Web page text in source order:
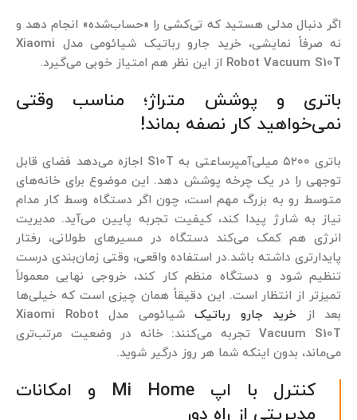
اگر دنبال مدلی هستید که تی‌کشی را «حساب‌شده» انجام دهد و
نه صرفاً نمایشی، خرید جارو رباتیک شیائومی مدل Xiaomi
Robot Vacuum S10T از این نظر هم امتیاز خوبی می‌گیرد.
باتری و پوشش متراژ؛ مناسب وقتی
نمی‌خواهید کار نصفه بماند!
باتری ۵۲۰۰ میلی‌آمپرساعتی به S10T اجازه می‌دهد فضای قابل
توجهی را در یک چرخه پوشش دهد. این موضوع برای خانه‌های
متوسط رو به بزرگ مهم است، چون اگر دستگاه وسط کار مدام
نیاز به شارژ پیدا کند، کیفیت تجربه پایین می‌آید. مدیریت
انرژی هم کمک می‌کند دستگاه در مسیرهای طولانی، رفتار
پایدارتری داشته باشد.در استفاده واقعی، وقتی زمان‌بندی درست
تنظیم شود و دستگاه منظم کار کند، خروجی نهایی معمولاً
تمیزتر از انتظار است. این دقیقاً همان چیزی است که خیلی‌ها
بعد از خرید جارو رباتیک
شیائومی مدل Xiaomi Robot
Vacuum S10T تجربه می‌کنند: خانه در وضعیت مرتب‌تری
می‌ماند، بدون اینکه شما هر روز درگیر شوید.
کنترل با اپ Mi Home و امکانات
مدیریتی از راه دور